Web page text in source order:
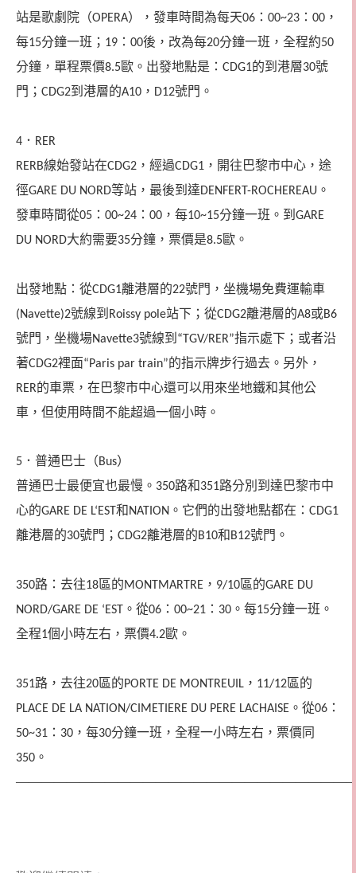
站是歌劇院（OPERA），發車時間為每天06 ： 00~23 ： 00 ，
每15分鐘一班； 19 ： 00後，改為每20分鐘一班，全程約50
分鐘，單程票價8.5歐。出發地點是： CDG1的到港層30號
門； CDG2到港層的A10 ， D12號門。
4 ． RER
RERB線始發站在CDG2 ，經過CDG1 ，開往巴黎市中心，途
徑GARE DU NORD等站，最後到達DENFERT-ROCHEREAU 。
發車時間從05 ： 00~24 ： 00 ，每10~15分鐘一班。到GARE
DU NORD大約需要35分鐘，票價是8.5歐。
出發地點：從CDG1離港層的22號門，坐機場免費運輸車
(Navette)2號線到Roissy pole站下；從CDG2離港層的A8或B6
號門，坐機場Navette3號線到“TGV/RER”指示處下；或者沿
著CDG2裡面“Paris par train”的指示牌步行過去。另外，
RER的車票，在巴黎市中心還可以用來坐地鐵和其他公
車，但使用時間不能超過一個小時。
5 ． 普通巴士（Bus）
普通巴士最便宜也最慢。 350路和351路分別到達巴黎市中
心的GARE DE L‘EST和NATION 。它們的出發地點都在： CDG1
離港層的30號門； CDG2離港層的B10和B12號門。
350路：去往18區的MONTMARTRE ， 9/10區的GARE DU
NORD/GARE DE ‘EST 。從06 ： 00~21 ： 30 。每15分鐘一班。
全程1個小時左右，票價4.2歐。
351路，去往20區的PORTE DE MONTREUIL ， 11/12區的
PLACE DE LA NATION/CIMETIERE DU PERE LACHAISE 。從06 ：
50~31 ： 30 ，每30分鐘一班，全程一小時左右，票價同
350 。